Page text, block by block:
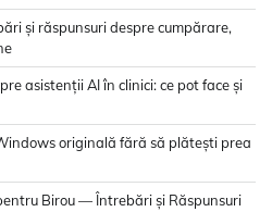
și răspunsuri despre cumpărare,
asistenții AI în clinici: ce pot face și
originală fără să plătești prea
Birou — Întrebări și Răspunsuri